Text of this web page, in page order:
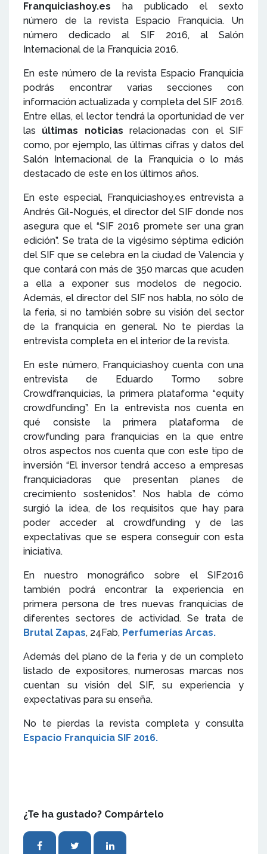
Franquiciashoy.es ha publicado el sexto
número de la revista Espacio Franquicia. Un
número dedicado al SIF 2016, al Salón
Internacional de la Franquicia 2016.
En este número de la revista Espacio Franquicia
podrás encontrar varias secciones con
información actualizada y completa del SIF 2016.
Entre ellas, el lector tendrá la oportunidad de ver
las últimas noticias relacionadas con el SIF
como, por ejemplo, las últimas cifras y datos del
Salón Internacional de la Franquicia o lo más
destacado de este en los últimos años.
En este especial, Franquiciashoy.es entrevista a
Andrés Gil-Nogués, el director del SIF donde nos
asegura que el “SIF 2016 promete ser una gran
edición”. Se trata de la vigésimo séptima edición
del SIF que se celebra en la ciudad de Valencia y
que contará con más de 350 marcas que acuden
a ella a exponer sus modelos de negocio.
Además, el director del SIF nos habla, no sólo de
la feria, si no también sobre su visión del sector
de la franquicia en general. No te pierdas la
entrevista completa en el interior de la revista.
En este número, Franquiciashoy cuenta con una
entrevista de Eduardo Tormo sobre
Crowdfranquicias, la primera plataforma “equity
crowdfunding”. En la entrevista nos cuenta en
qué consiste la primera plataforma de
crowfunding para franquicias en la que entre
otros aspectos nos cuenta que con este tipo de
inversión “El inversor tendrá acceso a empresas
franquiciadoras que presentan planes de
crecimiento sostenidos”. Nos habla de cómo
surgió la idea, de los requisitos que hay para
poder acceder al crowdfunding y de las
expectativas que se espera conseguir con esta
iniciativa.
En nuestro monográfico sobre el SIF2016
también podrá encontrar la experiencia en
primera persona de tres nuevas franquicias de
diferentes sectores de actividad. Se trata de
Brutal Zapas, 24Fab, Perfumerías Arcas.
Además del plano de la feria y de un completo
listado de expositores, numerosas marcas nos
cuentan su visión del SIF, su experiencia y
expectativas para su enseña.
No te pierdas la revista completa y consulta
Espacio Franquicia SIF 2016.
¿Te ha gustado? Compártelo